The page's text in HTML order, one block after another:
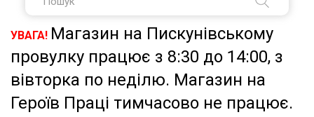
УВАГА! Магазин на Пискунівському
провулку працює з 8:30 до 14:00, з
вівторка по неділю. Магазин на
Героїв Праці тимчасово не працює.